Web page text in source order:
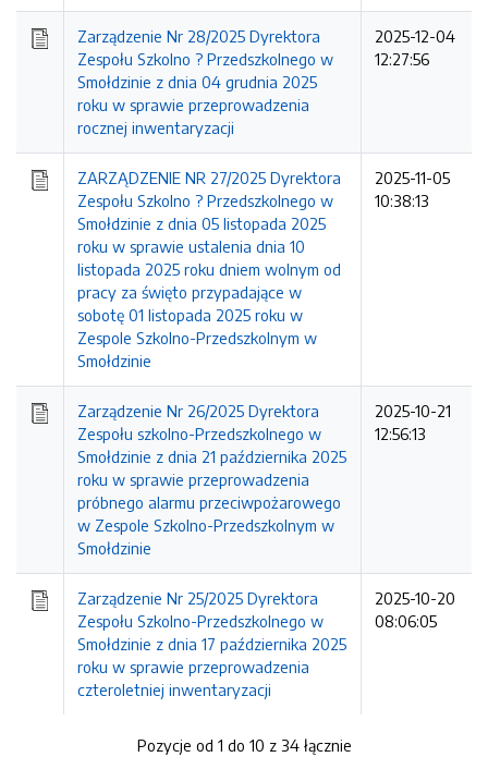
Zarządzenie Nr 28/2025 Dyrektora
Zespołu Szkolno ? Przedszkolnego w
Smołdzinie z dnia 04 grudnia 2025
roku w sprawie przeprowadzenia
rocznej inwentaryzacji
2025-12-04
12:27:56
ZARZĄDZENIE NR 27/2025 Dyrektora
Zespołu Szkolno ? Przedszkolnego w
Smołdzinie z dnia 05 listopada 2025
roku w sprawie ustalenia dnia 10
listopada 2025 roku dniem wolnym od
pracy za święto przypadające w
sobotę 01 listopada 2025 roku w
Zespole Szkolno-Przedszkolnym w
Smołdzinie
2025-11-05
10:38:13
Zarządzenie Nr 26/2025 Dyrektora
Zespołu szkolno-Przedszkolnego w
Smołdzinie z dnia 21 października 2025
roku w sprawie przeprowadzenia
próbnego alarmu przeciwpożarowego
w Zespole Szkolno-Przedszkolnym w
Smołdzinie
2025-10-21
12:56:13
Zarządzenie Nr 25/2025 Dyrektora
Zespołu Szkolno-Przedszkolnego w
Smołdzinie z dnia 17 października 2025
roku w sprawie przeprowadzenia
czteroletniej inwentaryzacji
2025-10-20
08:06:05
Pozycje od 1 do 10 z 34 łącznie